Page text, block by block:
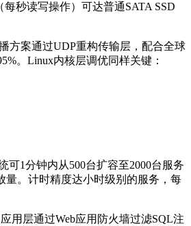
（每秒读写操作）可达普通SATA SSD
方案通过UDP重构传输层，配合全球
。 Linux内核层调优同样关键：
可1分钟内从500台扩容至2000台服务
量。计时精度达小时级别的服务，每
用层通过Web应用防火墙过滤SQL注